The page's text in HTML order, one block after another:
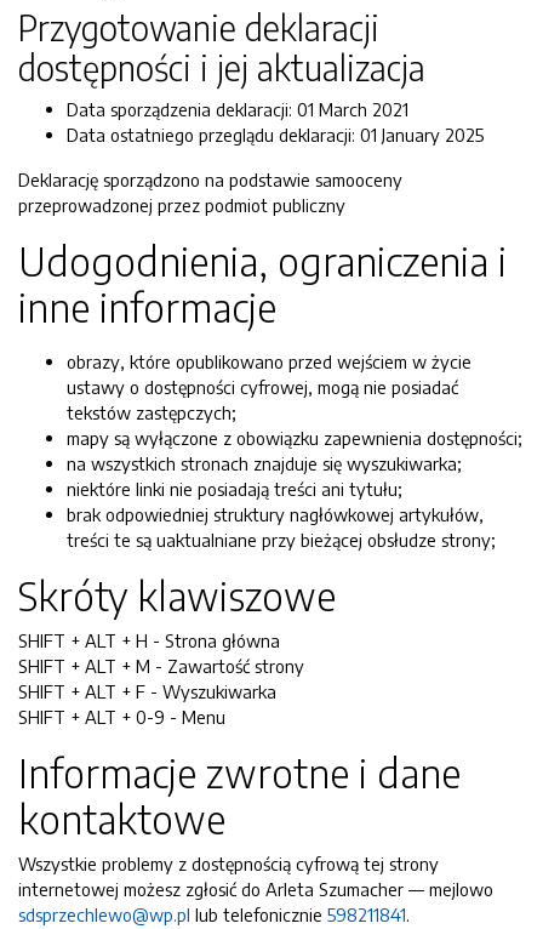
Przygotowanie deklaracji
dostępności i jej aktualizacja
Data sporządzenia deklaracji: 01 March 2021
Data ostatniego przeglądu deklaracji: 01 January 2025
Deklarację sporządzono na podstawie samooceny
przeprowadzonej przez podmiot publiczny
Udogodnienia, ograniczenia i
inne informacje
obrazy, które opublikowano przed wejściem w życie
ustawy o dostępności cyfrowej, mogą nie posiadać
tekstów zastępczych;
mapy są wyłączone z obowiązku zapewnienia dostępności;
na wszystkich stronach znajduje się wyszukiwarka;
niektóre linki nie posiadają treści ani tytułu;
brak odpowiedniej struktury nagłówkowej artykułów,
treści te są uaktualniane przy bieżącej obsłudze strony;
Skróty klawiszowe
SHIFT + ALT + H - Strona główna
SHIFT + ALT + M - Zawartość strony
SHIFT + ALT + F - Wyszukiwarka
SHIFT + ALT + 0-9 - Menu
Informacje zwrotne i dane
kontaktowe
Wszystkie problemy z dostępnością cyfrową tej strony
internetowej możesz zgłosić do Arleta Szumacher — mejlowo
sdsprzechlewo@wp.pl lub telefonicznie 598211841.